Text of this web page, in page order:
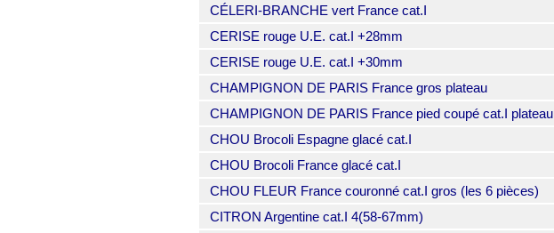
CÉLERI-BRANCHE vert France cat.I
CERISE rouge U.E. cat.I +28mm
CERISE rouge U.E. cat.I +30mm
CHAMPIGNON DE PARIS France gros plateau
CHAMPIGNON DE PARIS France pied coupé cat.I plateau
CHOU Brocoli Espagne glacé cat.I
CHOU Brocoli France glacé cat.I
CHOU FLEUR France couronné cat.I gros (les 6 pièces)
CITRON Argentine cat.I 4(58-67mm)